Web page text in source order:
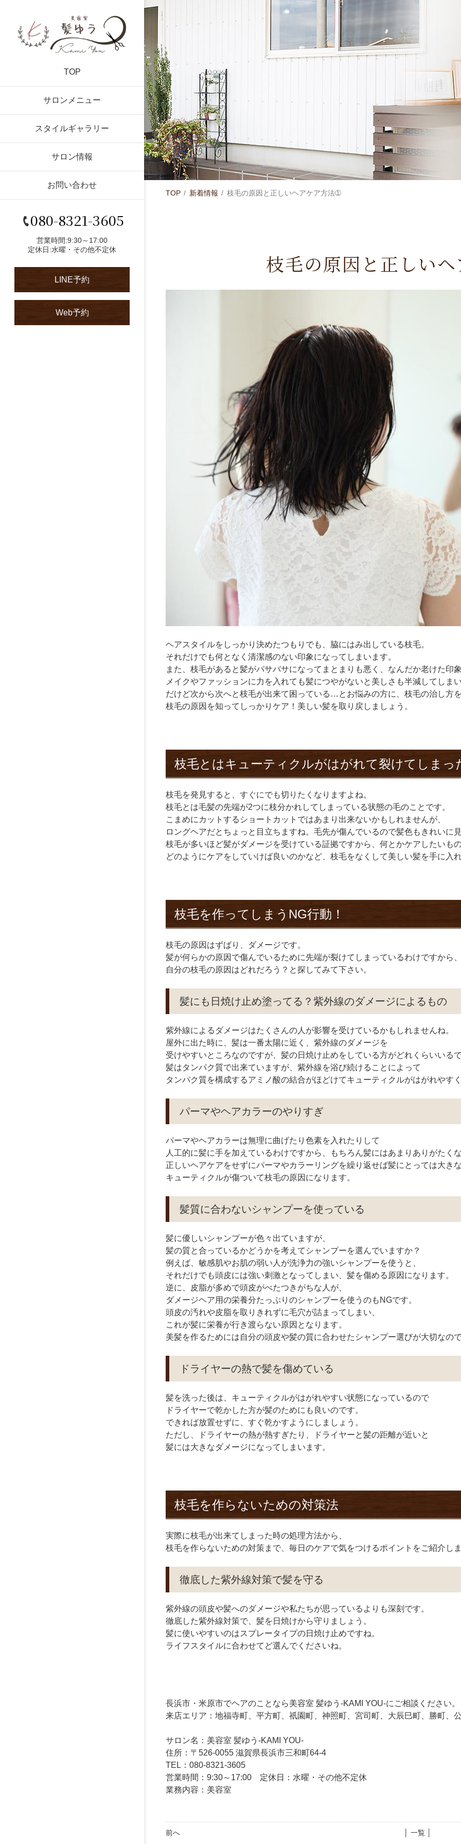
TOP
サロンメニュー
スタイルギャラリー
サロン情報
お問い合わせ
080-8321-3605
営業時間:9:30～17:00
定休日:水曜・その他不定休
LINE予約
Web予約
TOP 新着情報 枝毛の原因と正しいヘアケア方法➀
枝毛の原因と正しい
ヘアスタイルをしっかり決めたつもりでも、脇にはみ出している枝毛。
それだけでも何となく清潔感のない印象になってしまいます。
また、枝毛があると髪がパサパサになってまとまりも悪く、なんだか老けた印
メイクやファッションに力を入れても髪につやがないと美しさも半減してしま
だけど次から次へと枝毛が出来て困っている … とお悩みの方に、枝毛の治し方
枝毛の原因を知ってしっかりケア！美しい髪を取り戻しましょう。
枝毛とはキューティクルがはがれて裂けてしまっ
枝毛を発見すると、すぐにでも切りたくなりますよね。
枝毛とは毛髪の先端が2つに枝分かれしてしまっている状態の毛のことです。
こまめにカットするショートカットではあまり出来ないかもしれませんが、
ロングヘアだとちょっと目立ちますね。毛先が傷んでいるので髪色もきれいに
枝毛が多いほど髪がダメージを受けている証拠ですから、何とかケアしたいも
どのようにケアをしていけば良いのかなど、枝毛をなくして美しい髪を手に入
枝毛を作ってしまう NG行動！
枝毛の原因はずばり、ダメージです。
髪が何らかの原因で傷んでいるために先端が裂けてしまっているわけですから
自分の枝毛の原因はどれだろう？と探してみて下さい。
髪にも日焼け止め塗ってる？紫外線のダメージによるもの
紫外線によるダメージはたくさんの人が影響を受けているかもしれませんね。
屋外に出た時に、髪は一番太陽に近く、紫外線のダメージを
受けやすいところなのですが、髪の日焼け止めをしている方がどれくらいいる
髪はタンパク質で出来ていますが、紫外線を浴び続けることによって
タンパク質を構成するアミノ酸の結合がほどけてキューティクルがはがれやす
パーマやヘアカラーのやりすぎ
パーマやヘアカラーは無理に曲げたり色素を入れたりして
人工的に髪に手を加えているわけですから、もちろん髪にはあまりありがたく
正しいヘアケアをせずにパーマやカラーリングを繰り返せば髪にとっては大き
キューティクルが傷ついて枝毛の原因になります。
髪質に合わないシャンプーを使っている
髪に優しいシャンプーが色々出ていますが、
髪の質と合っているかどうかを考えてシャンプーを選んでいますか？
例えば、敏感肌やお肌の弱い人が洗浄力の強いシャンプーを使うと、
それだけでも頭皮には強い刺激となってしまい、髪を傷める原因になります。
逆に、皮脂が多めで頭皮がべたつきがちな人が、
ダメージヘア用の栄養分たっぷりのシャンプーを使うのも NGです。
頭皮の汚れや皮脂を取りきれずに毛穴が詰まってしまい、
これが髪に栄養が行き渡らない原因となります。
美髪を作るためには自分の頭皮や髪の質に合わせたシャンプー選びが大切なの
ドライヤーの熱で髪を傷めている
髪を洗った後は、キューティクルがはがれやすい状態になっているので
ドライヤーで乾かした方が髪のためにも良いのです。
できれば放置せずに、すぐ乾かすようにしましょう。
ただし、ドライヤーの熱が熱すぎたり、ドライヤーと髪の距離が近いと
髪には大きなダメージになってしまいます。
枝毛を作らないための対策法
実際に枝毛が出来てしまった時の処理方法から、
枝毛を作らないための対策まで、毎日のケアで気をつけるポイントをご紹介し
徹底した紫外線対策で髪を守る
紫外線の頭皮や髪へのダメージや私たちが思っているよりも深刻です。
徹底した紫外線対策で、髪を日焼けから守りましょう。
髪に使いやすいのはスプレータイプの日焼け止めですね。
ライフスタイルに合わせてど選んでくださいね。
長浜市・米原市でヘアのことなら美容室 髪ゆう-KAMI YOU-にご相談ください。
来店エリア：地福寺町、平方町、祇園町、神照町、宮司町、大辰巳町、勝町、
サロン名：美容室 髪ゆう-KAMI YOU-
住所：〒526-0055 滋賀県長浜市三和町64-4
TEL：080-8321-3605
営業時間：9:30～17:00 定休日：水曜・その他不定休
業務内容：美容室
前へ │ 一覧 │